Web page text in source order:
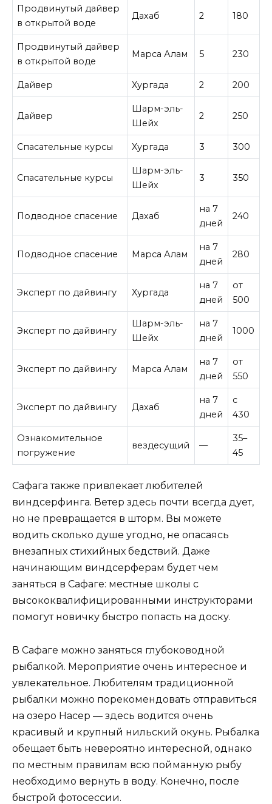
Продвинутый дайвер
в открытой воде
Дахаб 2 180
Продвинутый дайвер
в открытой воде
Марса Алам 5 230
Дайвер Хургада 2 200
Дайвер
Шарм-эль-
Шейх
2 250
Спасательные курсы Хургада 3 300
Спасательные курсы
Шарм-эль-
Шейх
3 350
Подводное спасение Дахаб
на 7
дней
240
Подводное спасение Марса Алам
на 7
дней
280
Эксперт по дайвингу Хургада
на 7
дней
от
500
Эксперт по дайвингу
Шарм-эль-
Шейх
на 7
дней
1000
Эксперт по дайвингу Марса Алам
на 7
дней
от
550
Эксперт по дайвингу Дахаб
на 7
дней
с
430
Ознакомительное
погружение
вездесущий —
35–
45
Сафага также привлекает любителей
виндсерфинга. Ветер здесь почти всегда дует,
но не превращается в шторм. Вы можете
водить сколько душе угодно, не опасаясь
внезапных стихийных бедствий. Даже
начинающим виндсерферам будет чем
заняться в Сафаге: местные школы с
высококвалифицированными инструкторами
помогут новичку быстро попасть на доску.
В Сафаге можно заняться глубоководной
рыбалкой. Мероприятие очень интересное и
увлекательное. Любителям традиционной
рыбалки можно порекомендовать отправиться
на озеро Насер — здесь водится очень
красивый и крупный нильский окунь. Рыбалка
обещает быть невероятно интересной, однако
по местным правилам всю пойманную рыбу
необходимо вернуть в воду. Конечно, после
быстрой фотосессии.